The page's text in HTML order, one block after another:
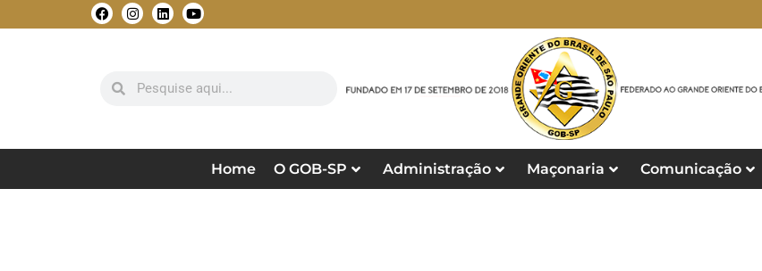
Home O GOB-SP Administração Maçonaria Comunicação